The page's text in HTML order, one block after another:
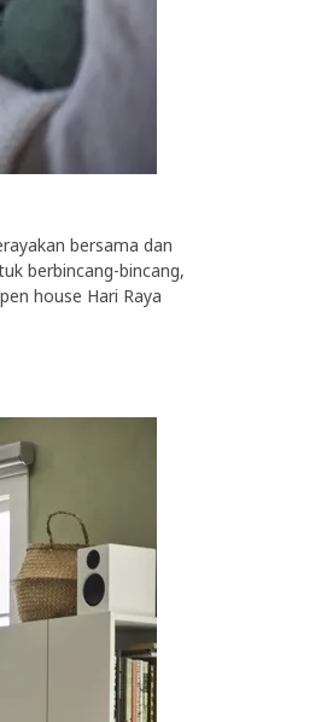
bersama dan
berbincang-bincang,
house Hari Raya